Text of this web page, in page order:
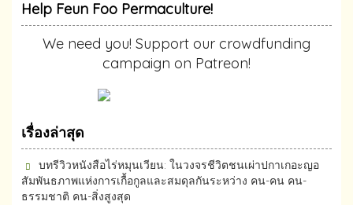
Help Feun Foo Permaculture!
We need you! Support our crowdfunding
campaign on Patreon!
เรื่องล่าสุด
บทรีวิวหนังสือไร่หมุนเวียน: ในวงจรชีวิตชนเผ่าปกาเกอะญอ
สัมพันธภาพแห่งการเกื้อกูลและสมดุลกันระหว่าง คน-คน คน-
ธรรมชาติ คน-สิ่งสูงสุด